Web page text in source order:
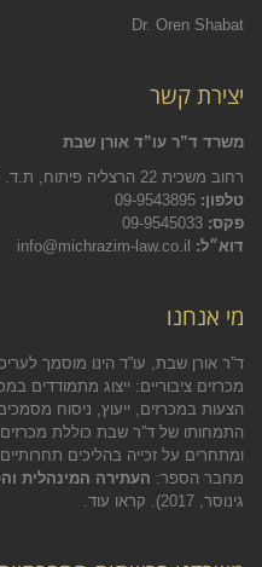
Dr. Oren Shabat
יצירת קשר
משרד ד”ר עו”ד אורן שבת
רחוב משכית 22 הרצליה פיתוח, ת.ד. 12617
טלפון:
פקס:
דוא״ל:
מי אנחנו
מכרזים ציבוריים: ייצוג מתמודדים
הצעות במכרזים, ייעוץ, ניסוח מסמכים
התמחותו של ד”ר שבת כוללת
ומתחרים על זכייה בהליכים
מחבר הספר: העתירה המינהלית
גינוסר, 2017).
קראו עוד.